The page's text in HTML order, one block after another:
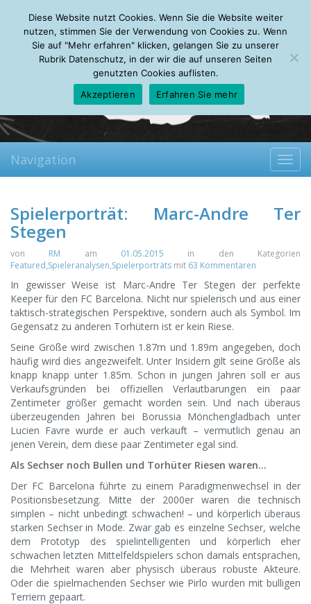
Friday, 07.08.2026
Mein Account
About Autoren Leseempfehlungen FAQ
Navigation
Spielerporträt: Marc-Andre Ter
Stegen
von RM am 01.05.2015 in den Kategorien
Featured,Spieleranalysen,Spielerporträts mit 63 Kommentaren
In gewisser Weise ist Marc-Andre Ter Stegen der perfekte
Keeper für den FC Barcelona. Nicht nur spielerisch und aus einer
taktisch-strategischen Perspektive, sondern auch als Symbol. Im
Gegensatz zu anderen Torhütern ist er kein Riese.
Seine Größe wird zwischen 1.87m und 1.89m angegeben, doch
häufig wird dies angezweifelt. Unter Insidern gilt seine Größe als
knapp knapp unter 1.85m. Schon in jungen Jahren soll er aus
Verkaufsgründen bei offiziellen Verlautbarungen ein paar
Zentimeter größer gemacht worden sein. Und nach überaus
überzeugenden Jahren bei Borussia Mönchengladbach unter
Lucien Favre wurde er auch verkauft – vermutlich genau an
jenen Verein, dem diese paar Zentimeter egal sind.
Als Sechser noch Bullen und Torhüter Riesen waren…
Der FC Barcelona führte zu einem Paradigmenwechsel in der
Positionsbesetzung. Mitte der 2000er waren die technisch
simplen – nicht unbedingt schwachen! – und körperlich überaus
starken Sechser in Mode. Zwar gab es einzelne Sechser, welche
dem Prototyp des spielintelligenten und körperlich eher
schwachen letzten Mittelfeldspielers schon damals entsprachen,
die Mehrheit waren aber physisch überaus robuste Akteure.
Oder die spielmachenden Sechser wie Pirlo wurden mit bulligen
Terriern gepaart.
Diese Website nutzt Cookies. Wenn Sie die Website weiter
nutzen, stimmen Sie der Verwendung von Cookies zu. Wenn
Sie auf "Mehr erfahren" klicken, gelangen Sie zu unserer
Rubrik Datenschutz, in der wir die auf unseren Seiten
genutzten Cookies auflisten.
Akzeptieren
Erfahren Sie mehr